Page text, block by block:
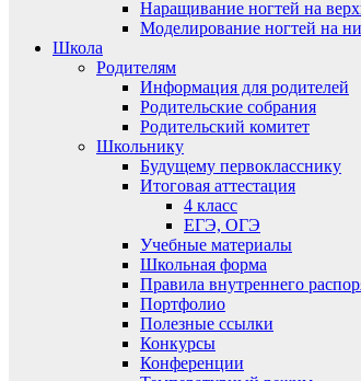
Наращивание ногтей на
Моделирование ногтей на
Школа
Родителям
Информация для родителей
Родительские собрания
Родительский комитет
Школьнику
Будущему первокласснику
Итоговая аттестация
4 класс
ЕГЭ, ОГЭ
Учебные материалы
Школьная форма
Правила внутреннего
Портфолио
Полезные ссылки
Конкурсы
Конференции